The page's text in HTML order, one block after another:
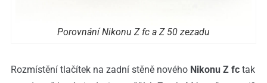
Porovnání Nikonu Z fc a Z 50 zezadu
Rozmístění tlačítek na zadní stěně nového Nikonu Z fc tak